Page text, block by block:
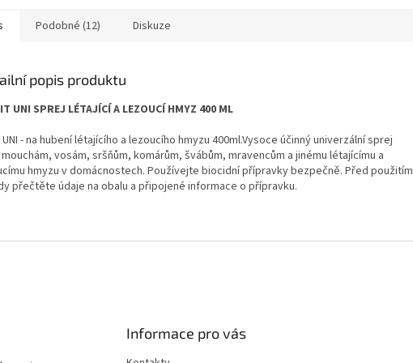
Podobné (12) Diskuze
popis produktu
UNI SPREJ LÉTAJÍCÍ A LEZOUCÍ HMYZ 400 ML
- na hubení létajícího a lezoucího hmyzu 400ml.Vysoce účinný univerzální sprej
vosám, sršňům, komárům, švábům, mravencům a jinému létajícímu a
hmyzu v domácnostech. Používejte biocidní přípravky bezpečně. Před použitím
přečtěte údaje na obalu a připojené informace o přípravku.
Informace pro vás